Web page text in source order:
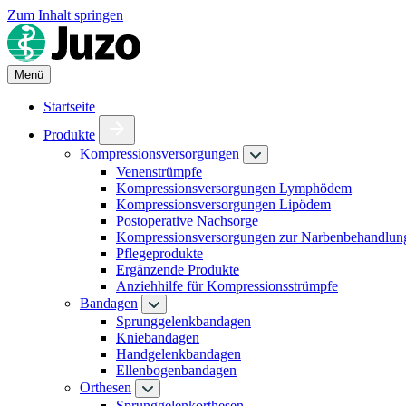
Zum Inhalt springen
Menü
Startseite
Produkte
Kompressionsversorgungen
Venenstrümpfe
Kompressionsversorgungen Lymphödem
Kompressionsversorgungen Lipödem
Postoperative Nachsorge
Kompressionsversorgungen zur
Pflegeprodukte
Ergänzende Produkte
Anziehhilfe für Kompressionsstrümpfe
Bandagen
Sprunggelenkbandagen
Kniebandagen
Handgelenkbandagen
Ellenbogenbandagen
Orthesen